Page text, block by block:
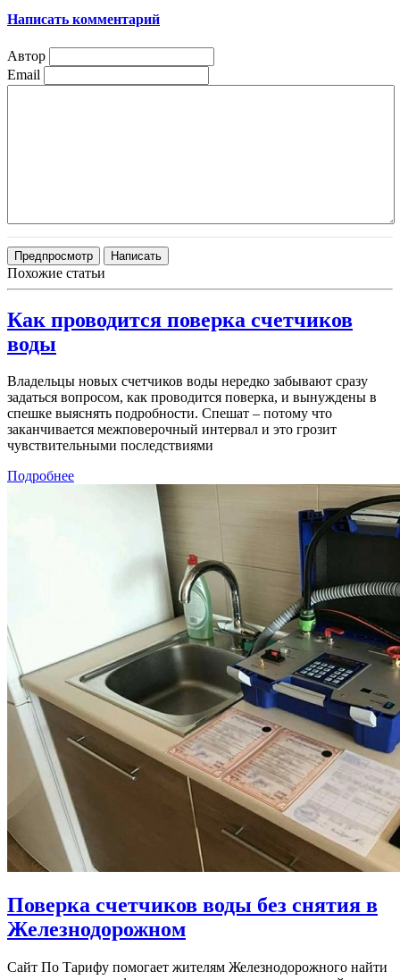
Написать комментарий
Автор
Email
Похожие статьи
Как проводится поверка счетчиков
воды
Владельцы новых счетчиков воды нередко забывают сразу
задаться вопросом, как проводится поверка, и вынуждены в
спешке выяснять подробности. Спешат – потому что
заканчивается межповерочный интервал и это грозит
чувствительными последствиями
Подробнее
Поверка счетчиков воды без снятия в
Железнодорожном
Сайт По Тарифу помогает жителям Железнодорожного найти